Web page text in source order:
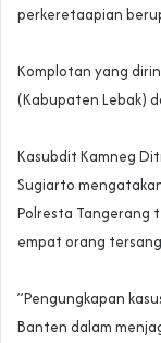
perkeretaapian
‎Komplotan yang
(Kabupaten Lebak)
‎Kasubdit Kamneg
Sugiarto
Polresta Tangerang
empat orang
‎”Pengungkapan
Banten dalam